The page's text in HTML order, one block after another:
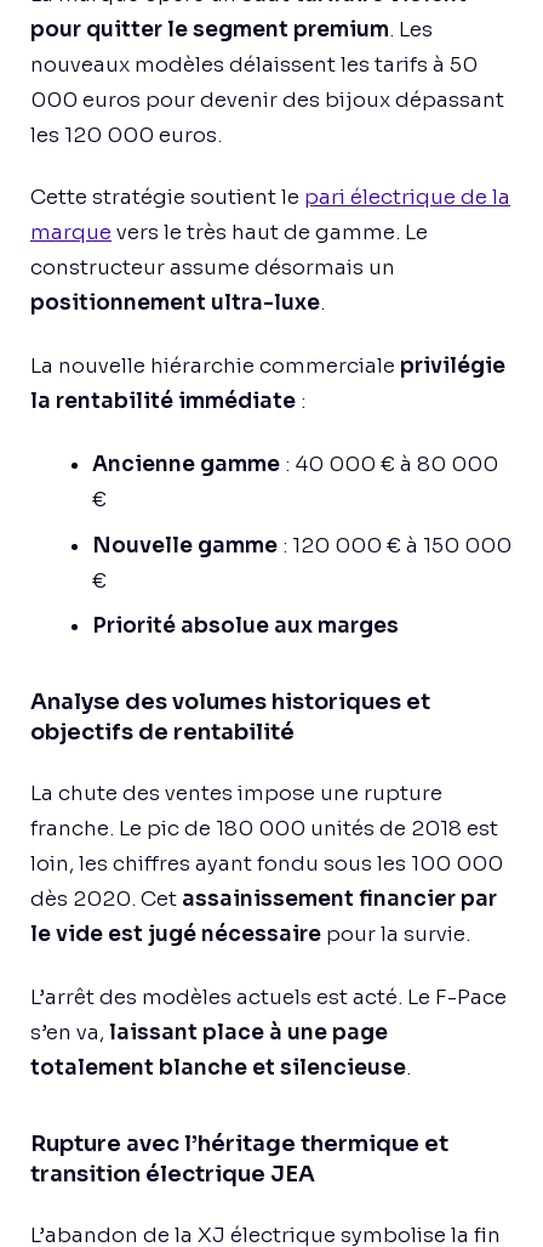
pour quitter le segment premium. Les
nouveaux modèles délaissent les tarifs à 50
000 euros pour devenir des bijoux dépassant
les 120 000 euros.
Cette stratégie soutient le pari électrique de la
marque vers le très haut de gamme. Le
constructeur assume désormais un
positionnement ultra-luxe.
La nouvelle hiérarchie commerciale privilégie
la rentabilité immédiate :
Ancienne gamme : 40 000 € à 80 000
€
Nouvelle gamme : 120 000 € à 150 000
€
Priorité absolue aux marges
Analyse des volumes historiques et
objectifs de rentabilité
La chute des ventes impose une rupture
franche. Le pic de 180 000 unités de 2018 est
loin, les chiffres ayant fondu sous les 100 000
dès 2020. Cet assainissement financier par
le vide est jugé nécessaire pour la survie.
L’arrêt des modèles actuels est acté. Le F-Pace
s’en va, laissant place à une page
totalement blanche et silencieuse.
Rupture avec l’héritage thermique et
transition électrique JEA
L’abandon de la XJ électrique symbolise la fin